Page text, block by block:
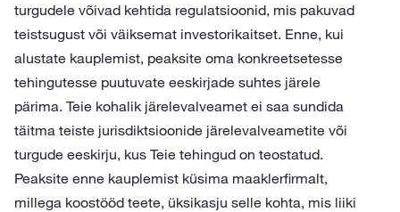
turgudele võivad kehtida regulatsioonid, mis pakuvad
teistsugust või väiksemat investorikaitset. Enne, kui
alustate kauplemist, peaksite oma konkreetsetesse
tehingutesse puutuvate eeskirjade suhtes järele
pärima. Teie kohalik järelevalveamet ei saa sundida
täitma teiste jurisdiktsioonide järelevalveametite või
turgude eeskirju, kus Teie tehingud on teostatud.
Peaksite enne kauplemist küsima maaklerfirmalt,
millega koostööd teete, üksikasju selle kohta, mis liiki